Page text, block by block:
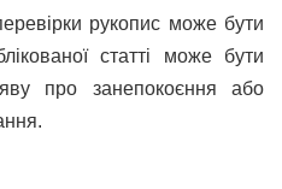
рукопис може бути
статті може бути
про занепокоєння або